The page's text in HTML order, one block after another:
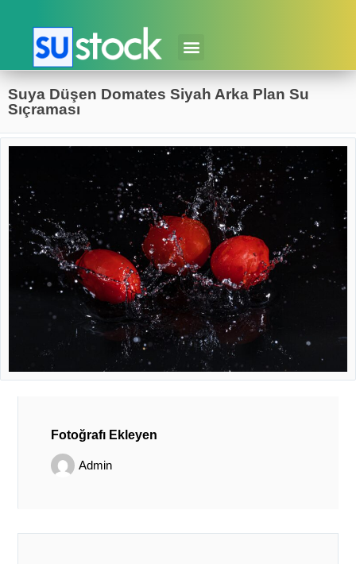
Suya Düşen Domates Siyah Arka Plan Su
Sıçraması
Fotoğrafı Ekleyen
Admin